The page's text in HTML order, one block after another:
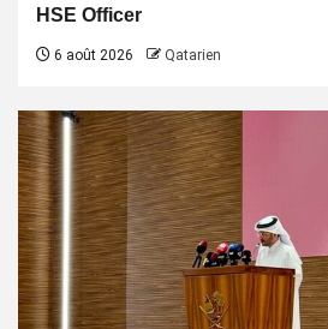
HSE Officer
6 août 2026 Qatarien